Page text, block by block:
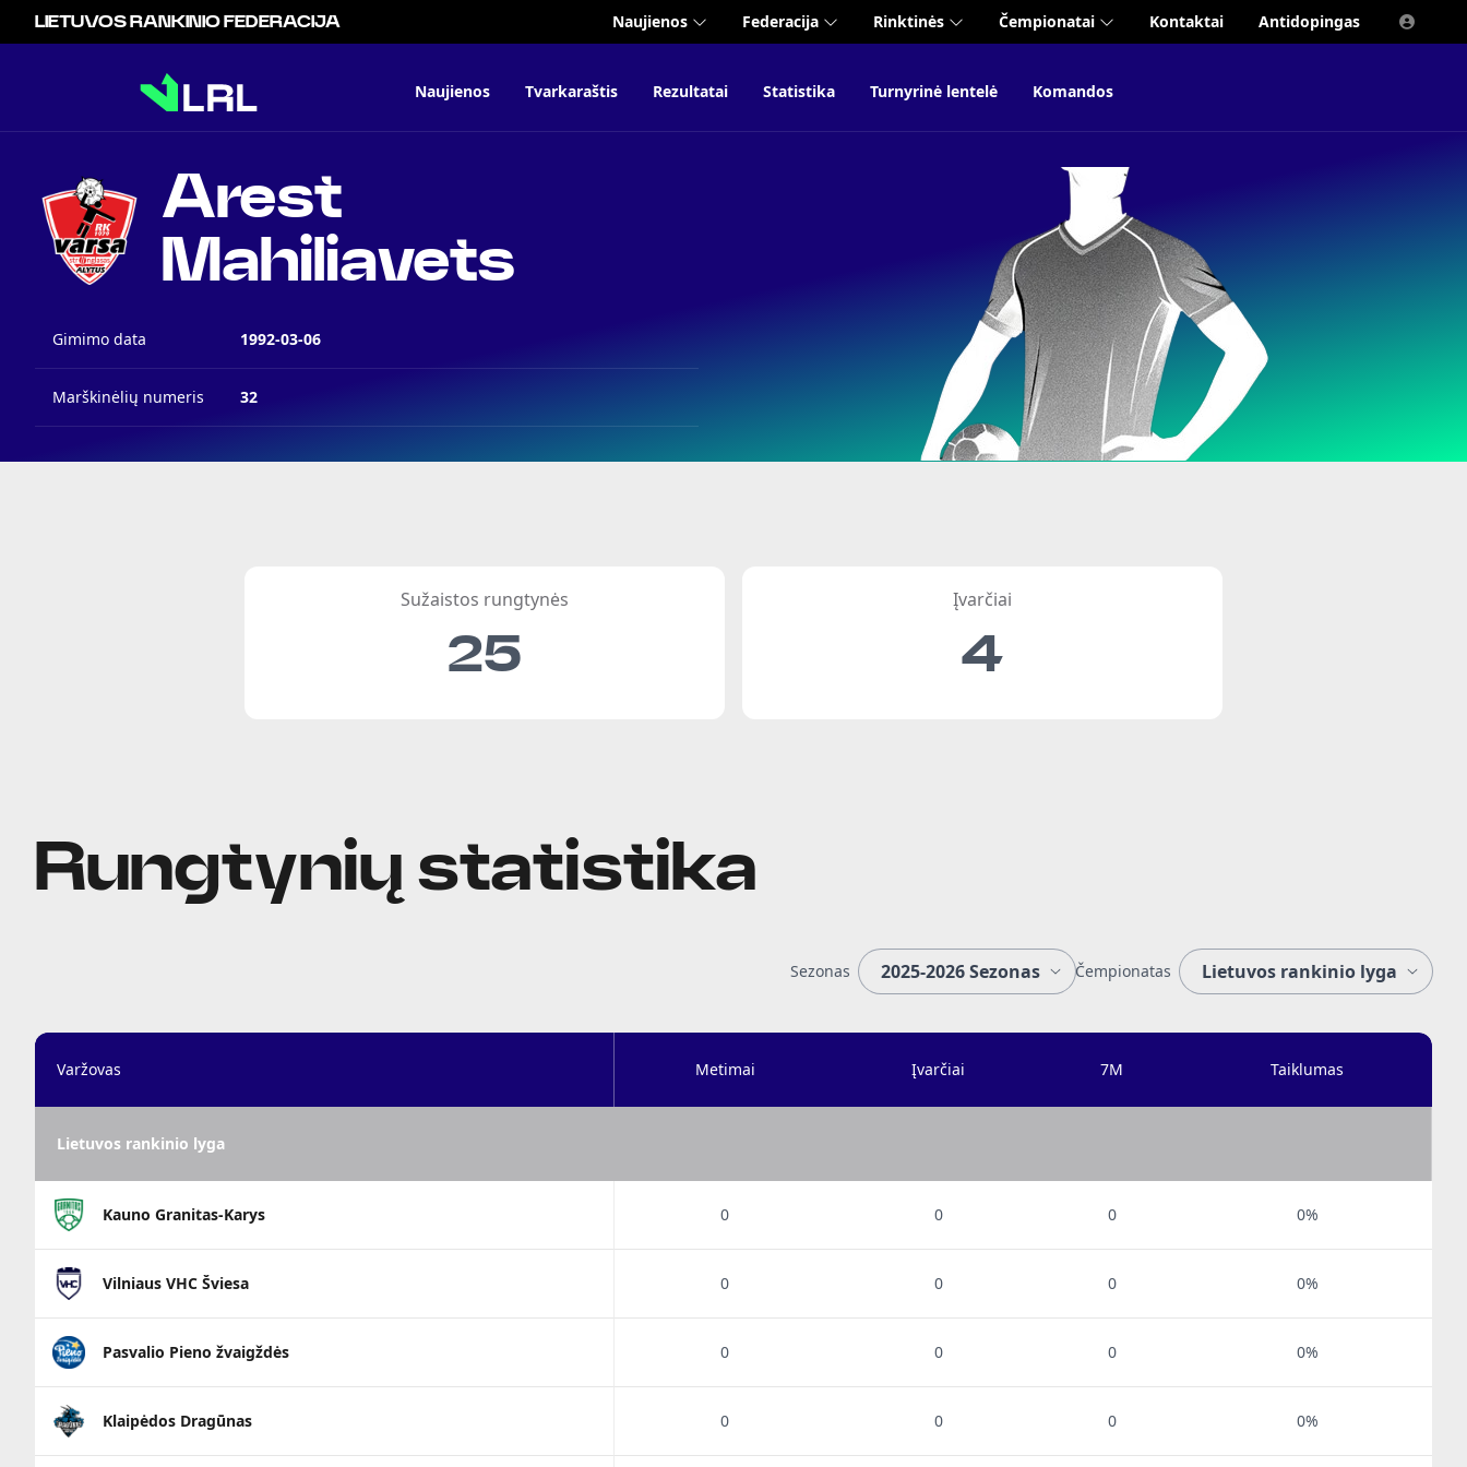
LIETUVOS RANKINIO FEDERACIJA Naujienos Federacija Rinktinės Čempionatai Kontaktai Antidopingas
Naujienos Tvarkaraštis Rezultatai Statistika Turnyrinė lentelė Komandos
Arest
Mahiliavets
Gimimo data 1992-03-06
Marškinėlių numeris 32
Sužaistos rungtynės
25
Įvarčiai
4
Rungtynių statistika
Sezonas Čempionatas
Varžovas Metimai Įvarčiai 7M Taiklumas
Lietuvos rankinio lyga
Kauno Granitas-Karys 0 0 0 0%
Vilniaus VHC Šviesa 0 0 0 0%
Pasvalio Pieno žvaigždės 0 0 0 0%
Klaipėdos Dragūnas 0 0 0 0%